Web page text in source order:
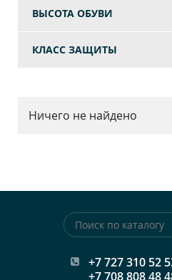
ВЫСОТА ОБУВИ
КЛАСС ЗАЩИТЫ
Ничего не найдено
+7 727 310 52
+7 708 808 48